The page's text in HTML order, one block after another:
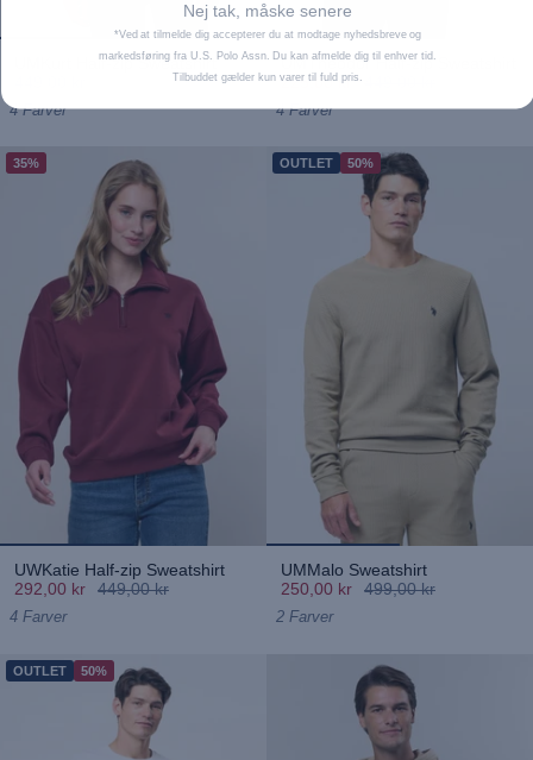
UMKurt Half-zip Sweatshirt
4 Farver
UMTheodor Half-zip Sweatshirt
225,00 kr
4 Farver
35%
UWKatie Half-zip Sweatshirt
292,00 kr
449,00 kr
4 Farver
OUTLET 50%
UMMalo Sweatshirt
250,00 kr
499,00 kr
2 Farver
OUTLET 50%
Nej tak, måske senere
*Ved at tilmelde dig accepterer du at modtage nyhedsbreve og
markedsføring fra U.S. Polo Assn. Du kan afmelde dig til enhver tid.
Tilbuddet gælder kun varer til fuld pris.